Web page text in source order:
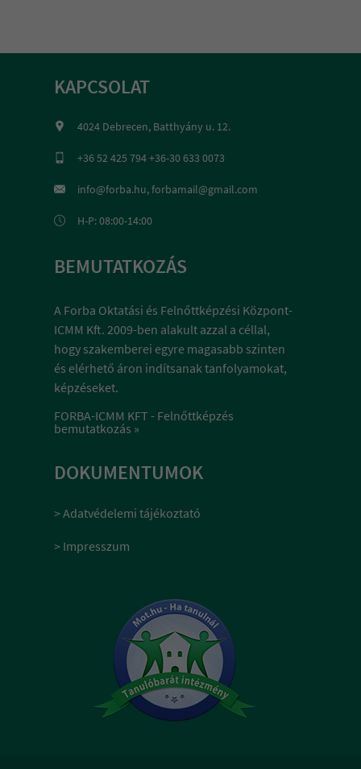
KAPCSOLAT
4024 Debrecen, Batthyány u. 12.
+36 52 425 794 +36-30 633 0073
info@forba.hu, forbamail@gmail.com
H-P: 08:00-14:00
BEMUTATKOZÁS
A Forba Oktatási és Felnőttképzési Központ-
ICMM Kft. 2009-ben alakult azzal a céllal,
hogy szakemberei egyre magasabb szinten
és elérhető áron indítsanak tanfolyamokat,
képzéseket.
FORBA-ICMM KFT - Felnőttképzés
bemutatkozás »
DOKUMENTUMOK
> Adatvédelemi tájékoztató
> Impresszum